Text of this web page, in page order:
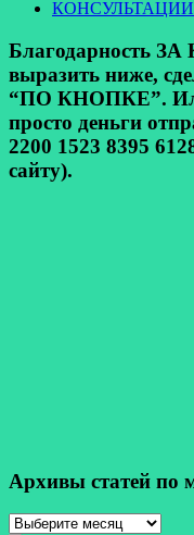
КОНСУЛЬТАЦИИ
Благодарность
выразить ниже,
“ПО КНОПКЕ”.
просто деньги
2200 1523 8395
сайту).
Архивы статей по
Архивы